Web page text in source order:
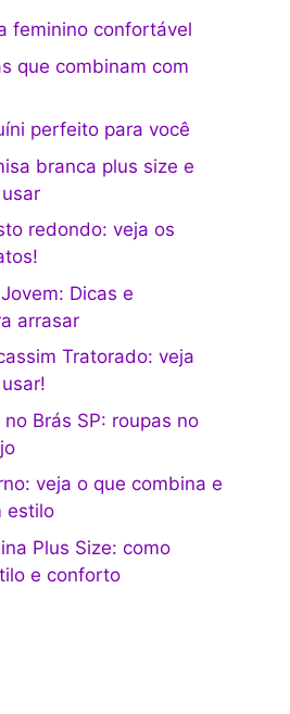
feminino confortável
que combinam com
perfeito para você
branca plus size e
redondo: veja os
Dicas e
arrasar
Tratorado: veja
Brás SP: roupas no
veja o que combina e
estilo
Plus Size: como
e conforto